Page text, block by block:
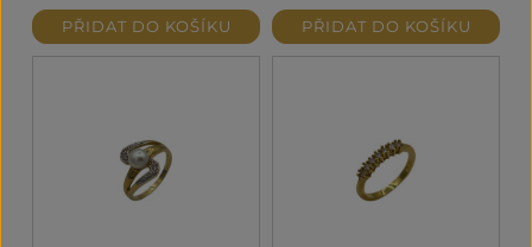
PŘIDAT DO KOŠÍKU PŘIDAT DO KOŠÍKU